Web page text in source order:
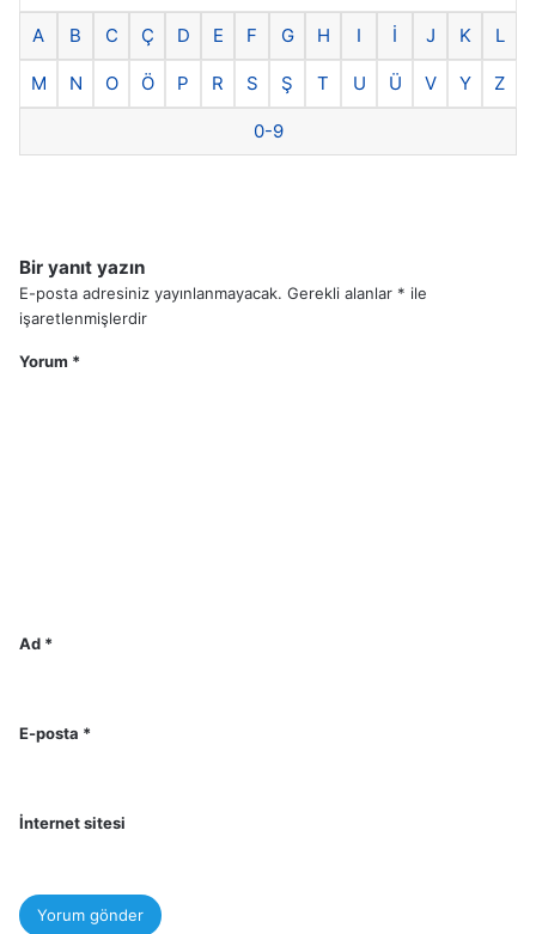
A B C Ç D E F G H I İ J K L
M N O Ö P R S Ş T U Ü V Y Z
0-9
Bir yanıt yazın
E-posta adresiniz yayınlanmayacak. Gerekli alanlar * ile
işaretlenmişlerdir
Yorum *
Ad *
E-posta *
İnternet sitesi